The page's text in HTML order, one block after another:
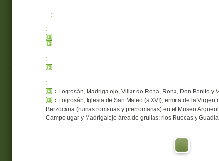
:
:
:
:
: Logrosán, Madrigalejo, Villar de Rena, Rena, Don Benito y
: Logrosán, Iglesia de San Mateo (s.XVI), ermita de la
Berzocana (ruinas romanas y prerromanas) en el Museo
Campolugar y Madrigalejo área de grullas; rios Ruecas y